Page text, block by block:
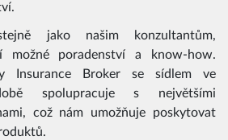
jako našim konzultantům,
možné poradenství a know-how.
Insurance Broker se sídlem ve
spolupracuje s největšími
což nám umožňuje poskytovat